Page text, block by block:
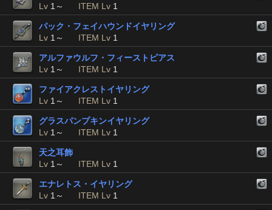
Lv 1～ ITEM Lv 1
パック・フェイハウンドイヤリング
Lv 1～ ITEM Lv 1
アルファウルフ・フィーストピアス
Lv 1～ ITEM Lv 1
ファイアクレストイヤリング
Lv 1～ ITEM Lv 1
グラスパンプキンイヤリング
Lv 1～ ITEM Lv 1
天之耳飾
Lv 1～ ITEM Lv 1
エナレトス・イヤリング
Lv 1～ ITEM Lv 1